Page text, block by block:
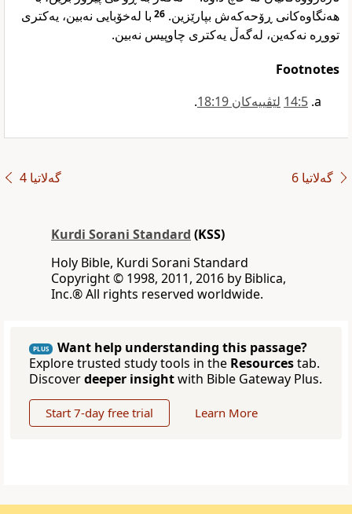
هەنگاوەکانی ڕۆحەکەش بپارێزین. 26 با لەخۆبایی نەبین، یەکتری
تووڕە نەکەین، لەگەڵ یەکتری چاوپیس نەبین.
Footnotes
5‏:14
لێڤییەکان 19‏:18 .‏‏
گەلاتیا 4 گەلاتیا 6
Kurdi Sorani Standard (KSS)
Holy Bible, Kurdi Sorani Standard
‪Copyright © 1998, 2011, 2016 by Biblica,
Inc‎.‎®‎‎ ‪All rights reserved worldwide‎.
PLUS
Want help understanding this passage?
Explore trusted study tools in the Resourcestab.
Discoverdeeper insightwith Bible Gateway Plus.
Start 7-day free trial Learn More